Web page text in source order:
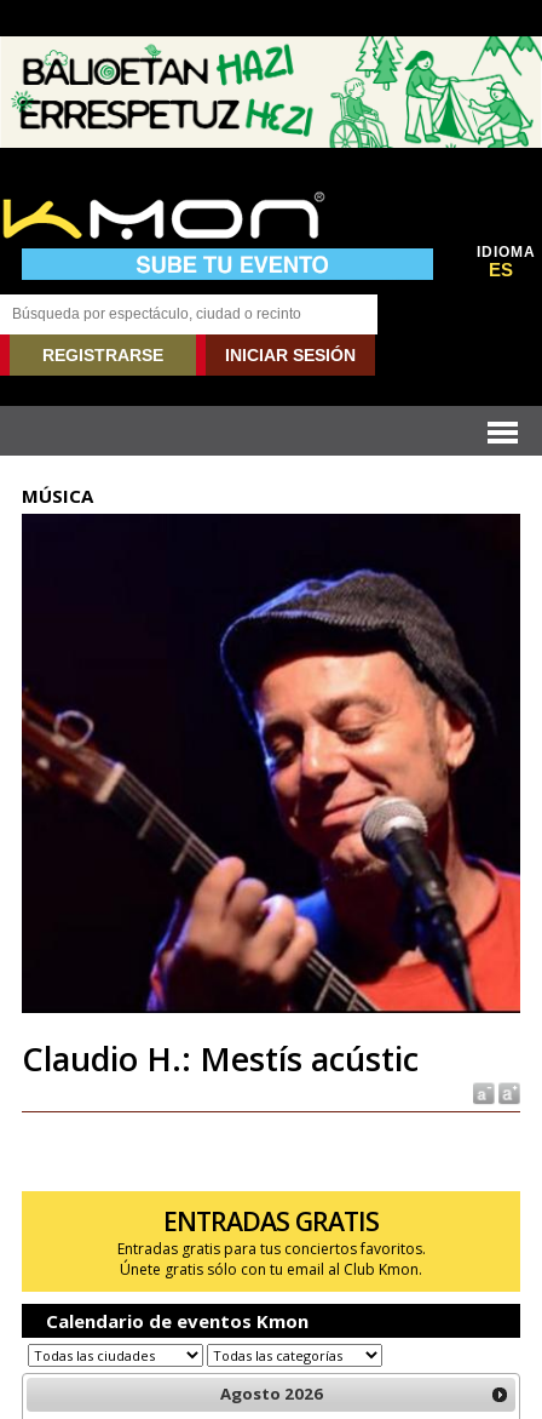
IDIOMA
ES
REGISTRARSE INICIAR SESIÓN
MÚSICA
Claudio H.: Mestís acústic
ENTRADAS GRATIS
Entradas gratis para tus conciertos favoritos.
Únete gratis sólo con tu email al Club Kmon.
Calendario de eventos Kmon
Agosto 2026